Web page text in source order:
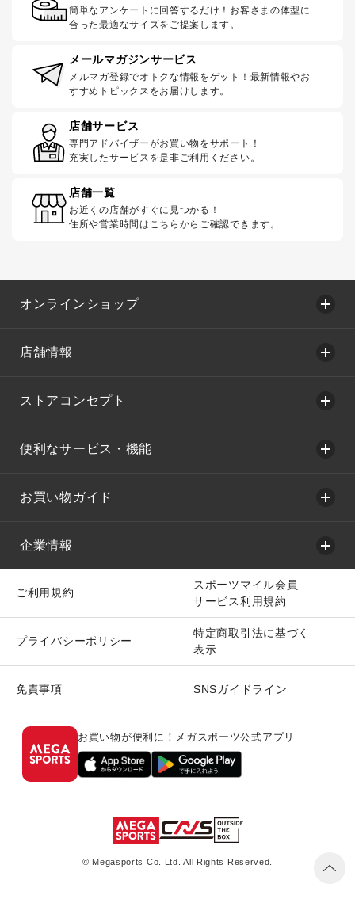
簡単なアンケートに回答するだけ！お客さまの体型に
合った最適なサイズをご提案します。
メールマガジンサービス
メルマガ登録でオトクな情報をゲット！最新情報やお
すすめトピックスをお届けします。
店舗サービス
専門アドバイザーがお買い物をサポート！
充実したサービスを是非ご利用ください。
店舗一覧
お近くの店舗がすぐに見つかる！
住所や営業時間はこちらからご確認できます。
オンラインショップ
店舗情報
ストアコンセプト
便利なサービス・機能
お買い物ガイド
企業情報
ご利用規約
スポーツマイル会員
サービス利用規約
プライバシーポリシー
特定商取引法に基づく
表示
免責事項 SNSガイドライン
お買い物が便利に！メガスポーツ公式アプリ
© Megasports Co. Ltd. All Rights Reserved.